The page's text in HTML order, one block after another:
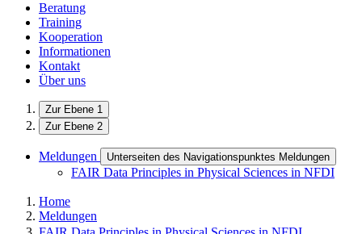
Beratung
Training
Kooperation
Informationen
Kontakt
Über uns
Zur Ebene 1
Zur Ebene 2
Meldungen Unterseiten des Navigationspunktes Meldungen
FAIR Data Principles in Physical Sciences in NFDI
Home
Meldungen